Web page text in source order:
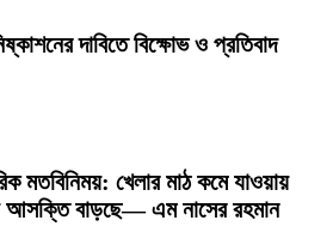
দাবিতে বিক্ষোভ ও প্রতিবাদ
মতবিনিময়: খেলার মাঠ কমে যাওয়ায়
আসক্তি বাড়ছে— এম নাসের রহমান